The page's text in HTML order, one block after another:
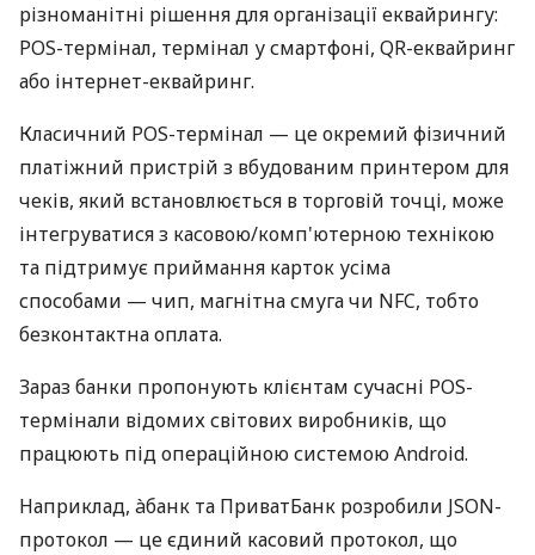
різноманітні рішення для організації еквайрингу:
POS-термінал, термінал у смартфоні, QR-еквайринг
або інтернет-еквайринг.
Класичний POS-термінал — це окремий фізичний
платіжний пристрій з вбудованим принтером для
чеків, який встановлюється в торговій точці, може
інтегруватися з касовою/комп'ютерною технікою
та підтримує приймання карток усіма
способами — чип, магнітна смуга чи NFC, тобто
безконтактна оплата.
Зараз банки пропонують клієнтам сучасні POS-
термінали відомих світових виробників, що
працюють під операційною системою Android.
Наприклад, àбанк та ПриватБанк розробили JSON-
протокол — це єдиний касовий протокол, що